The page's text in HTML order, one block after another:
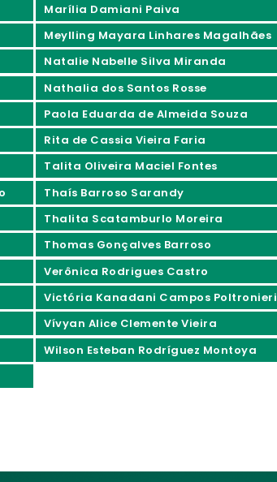
Marília Damiani Paiva
Meylling Mayara Linhares Magalhães
Natalie Nabelle Silva Miranda
Nathalia dos Santos Rosse
Paola Eduarda de Almeida Souza
Rita de Cassia Vieira Faria
Talita Oliveira Maciel Fontes
Thaís Barroso Sarandy
Thalita Scatamburlo Moreira
Thomas Gonçalves Barroso
Verônica Rodrigues Castro
Victória Kanadani Campos Poltronieri
Vívyan Alice Clemente Vieira
Wilson Esteban Rodríguez Montoya